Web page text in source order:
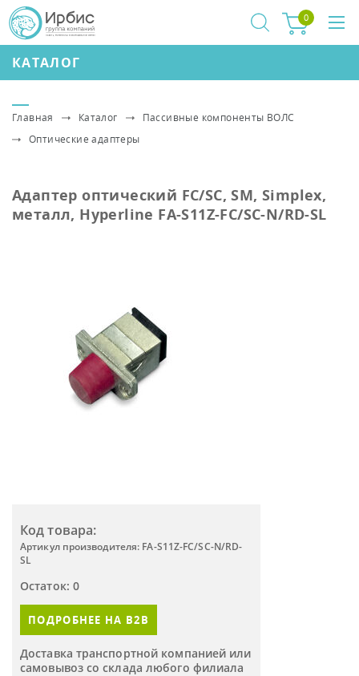
КАТАЛОГ
0
Главная Каталог
Пассивные компоненты ВОЛС
Оптические адаптеры
Адаптер оптический FC/SC, SM, Simplex,
металл, Hyperline FA-S11Z-FC/SC-N/RD-SL
Код товара:
Артикул производителя: FA-S11Z-FC/SC-N/RD-
SL
Остаток: 0
ПОДРОБНЕЕ НА B2B
Доставка транспортной компанией или
самовывоз со склада любого филиала